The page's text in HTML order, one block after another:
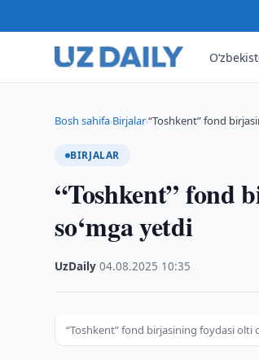
Bosh sahifa›Birjalar›“Toshkent” fond
BIRJALAR
“Toshkent” fond
so‘mga yetdi
UzDaily ·04.08.2025 10:35
“Toshkent” fond birjasining foydasi olti